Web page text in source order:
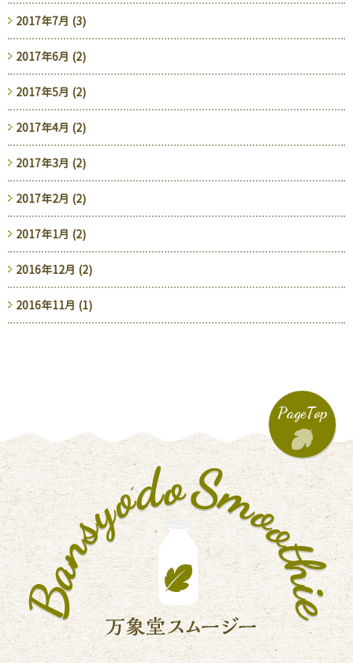
2017年7月 (3)
2017年6月 (2)
2017年5月 (2)
2017年4月 (2)
2017年3月 (2)
2017年2月 (2)
2017年1月 (2)
2016年12月 (2)
2016年11月 (1)
PageTop